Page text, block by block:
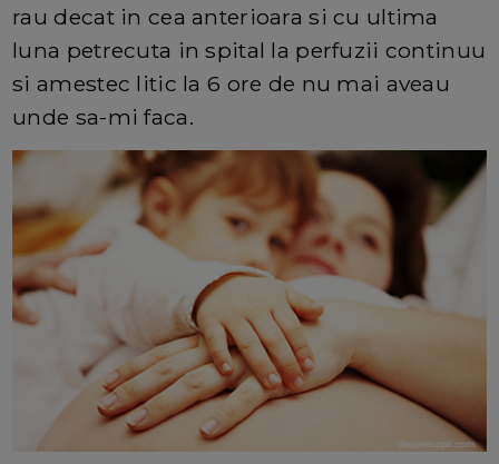
rau decat in cea anterioara si cu ultima
luna petrecuta in spital la perfuzii continuu
si amestec litic la 6 ore de nu mai aveau
unde sa-mi faca.